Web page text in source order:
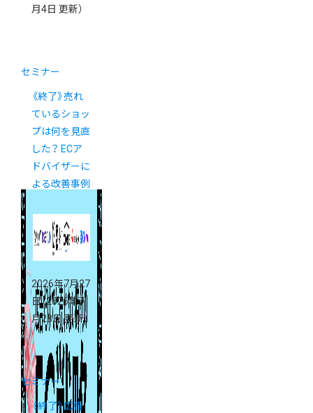
月4日 更新）
セミナー
《終了》売れ
ているショッ
プは何を見直
した？ ECア
ドバイザーに
よる改善事例
2026年7月27
日（2026年7
月28日 更新）
セミナー
《終了》広告